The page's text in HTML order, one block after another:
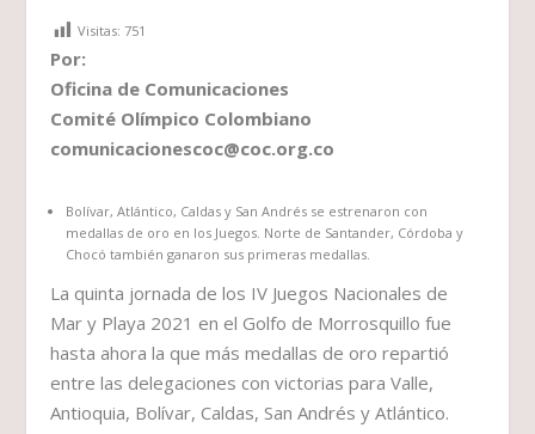
Visitas: 751
Por:
Oficina de Comunicaciones
Comité Olímpico Colombiano
comunicacionescoc@coc.org.co
Bolívar, Atlántico, Caldas y San Andrés se estrenaron con
medallas de oro en los Juegos. Norte de Santander, Córdoba y
Chocó también ganaron sus primeras medallas.
La quinta jornada de los IV Juegos Nacionales de
Mar y Playa 2021 en el Golfo de Morrosquillo fue
hasta ahora la que más medallas de oro repartió
entre las delegaciones con victorias para Valle,
Antioquia, Bolívar, Caldas, San Andrés y Atlántico.